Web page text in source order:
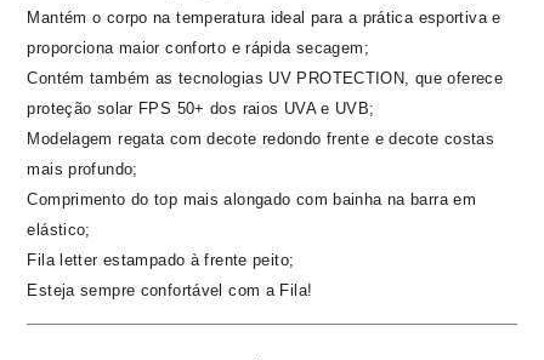
Mantém o corpo na temperatura ideal para a prática esportiva e
proporciona maior conforto e rápida secagem;
Contém também as tecnologias UV PROTECTION, que oferece
proteção solar FPS 50+ dos raios UVA e UVB;
Modelagem regata com decote redondo frente e decote costas
mais profundo;
Comprimento do top mais alongado com bainha na barra em
elástico;
Fila letter estampado à frente peito;
Esteja sempre confortável com a Fila!